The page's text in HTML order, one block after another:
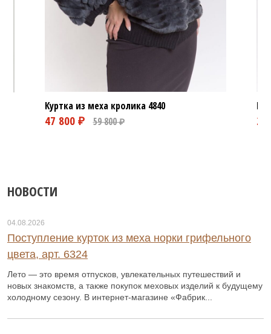
Куртка из меха кролика 4840
НОВОСТИ
04.08.2026
Поступление курток из меха норки грифельного
цвета, арт. 6324
Лето — это время отпусков, увлекательных путешествий и
новых знакомств, а также покупок меховых изделий к будущему
холодному сезону. В интернет-магазине «Фабрик...